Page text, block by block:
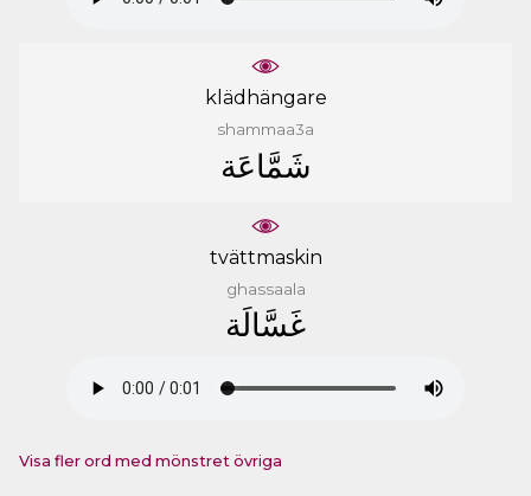
klädhängare
shammaa3a
ﺷَﻤَّﺎﻋَﺔ
tvättmaskin
ghassaala
ﻏَﺴَّﺎﻟَﺔ
Visa fler ord med mönstret övriga